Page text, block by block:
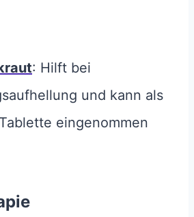
: Hilft bei
und kann als
eingenommen